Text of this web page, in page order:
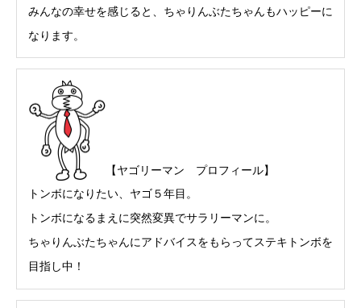
みんなの幸せを感じると、ちゃりんぶたちゃんもハッピーに
なります。
【ヤゴリーマン プロフィール】
トンボになりたい、ヤゴ５年目。
トンボになるまえに突然変異でサラリーマンに。
ちゃりんぶたちゃんにアドバイスをもらってステキトンボを
目指し中！